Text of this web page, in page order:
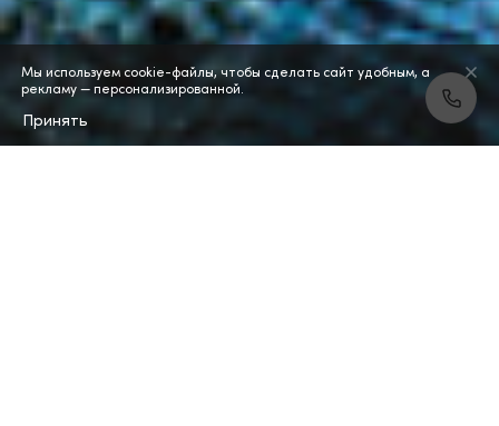
Мы используем cookie-файлы, чтобы сделать сайт удобным, а
рекламу — персонализированной.
Принять